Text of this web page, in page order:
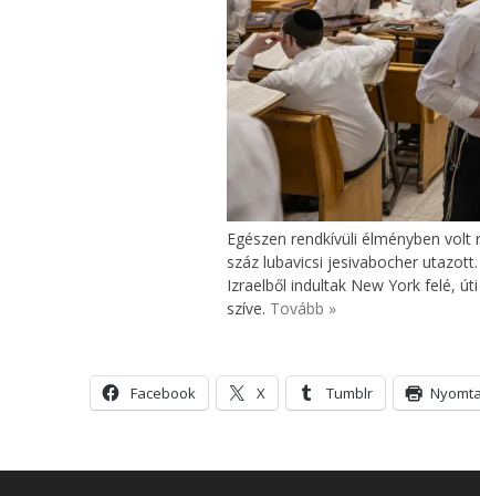
Egészen rendkívüli élményben
száz lubavicsi jesivabocher
Izraelből indultak New York felé,
szíve. Tovább »
Facebook X Tumblr